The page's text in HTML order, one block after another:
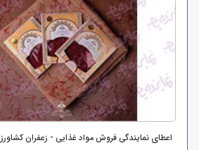
اعطای نمایندگی فروش مواد غذایی - زعفران کشاورز